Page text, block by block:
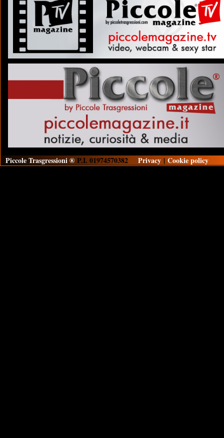
Piccole Trasgressioni ® P.I. 01974570382 Privacy | Cookie policy